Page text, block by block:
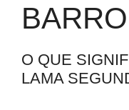
BARRO
O QUE
LAMA